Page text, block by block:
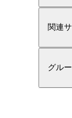
関連
グル